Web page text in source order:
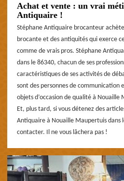
Achat et vente : un vrai
Antiquaire !
Stéphane Antiquaire brocanteur
brocante et des antiquités qui exerce
comme de vrais pros. Stéphane
dans le 86340, chacun de ses
caractéristiques de ses activités de
sont des personnes de communication
objets d’occasion de qualité à Nouaille
Et, plus tard, si vous détenez des
Antiquaire à Nouaille Maupertuis dans
contacter. Il ne vous lâchera pas !